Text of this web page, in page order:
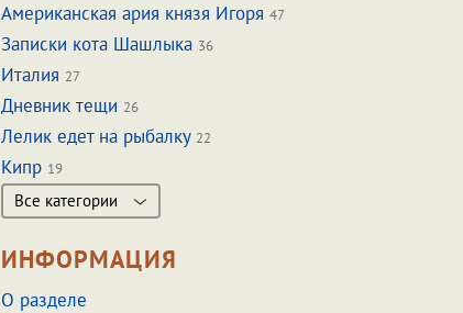
Американская ария князя Игоря 47
Записки кота Шашлыка 36
Италия 27
Дневник тещи 26
Лелик едет на рыбалку 22
Кипр 19
Все категории
ИНФОРМАЦИЯ
О разделе